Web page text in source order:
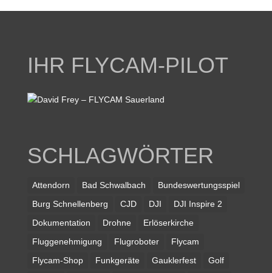
IHR FLYCAM-PILOT
SCHLAGWÖRTER
Attendorn Bad Schwalbach
Bundeswertungsspiel
Burg Schnellenberg
CJD DJI
DJI Inspire 2
Dokumentation
Drohne
Erlöserkirche
Fluggenehmigung
Flugroboter
Flycam
Flycam-Shop
Funkgeräte Gauklerfest
Golf